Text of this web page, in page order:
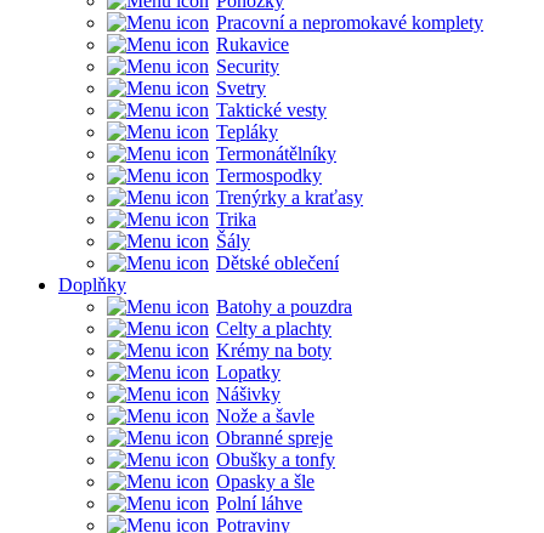
Pracovní a nepromokavé komplety
Rukavice
Security
Svetry
Taktické vesty
Tepláky
Termonátělníky
Termospodky
Trenýrky a kraťasy
Trika
Šály
Dětské oblečení
Doplňky
Batohy a pouzdra
Celty a plachty
Krémy na boty
Lopatky
Nášivky
Nože a šavle
Obranné spreje
Obušky a tonfy
Opasky a šle
Polní láhve
Potraviny